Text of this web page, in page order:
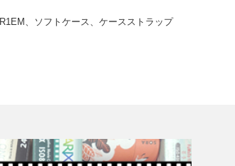
、ソフトケース、ケースストラップ